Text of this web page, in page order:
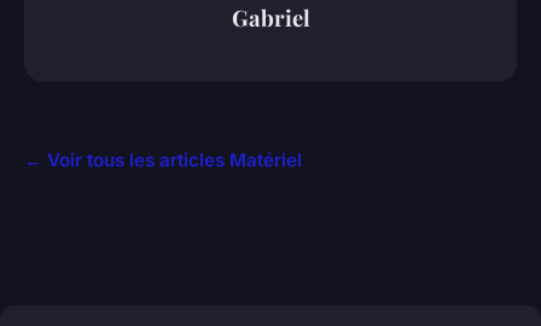
Gabriel
← Voir tous les articles Matériel